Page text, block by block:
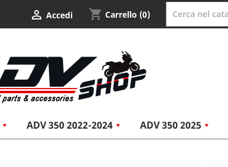
 Accedi shopping_cart Carrello (0)
ADV 350 2022-2024 ADV 350 2025